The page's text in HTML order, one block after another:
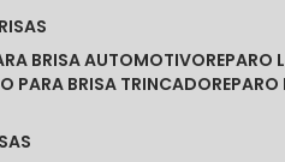
BRISA AUTOMOTIVO
PARA BRISA TRINCADO